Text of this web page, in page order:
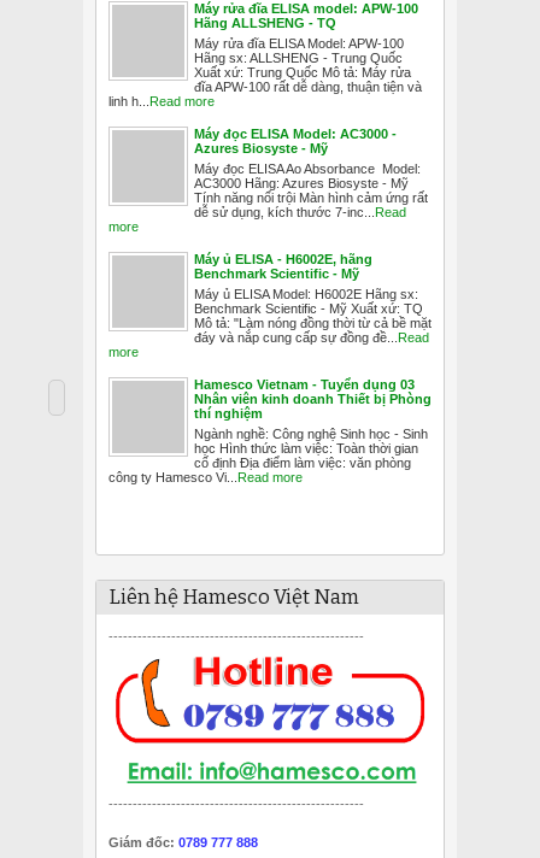
Máy rửa đĩa ELISA model: APW-100
Hãng ALLSHENG - TQ
Máy rửa đĩa ELISA Model: APW-100
Hãng sx: ALLSHENG - Trung Quốc
Xuất xứ: Trung Quốc Mô tả: Máy rửa
đĩa APW-100 rất dễ dàng, thuận tiện và
linh h...
Read more
Máy đọc ELISA Model: AC3000 -
Azures Biosyste - Mỹ
Máy đọc ELISA Ao Absorbance Model:
AC3000 Hãng: Azures Biosyste - Mỹ
Tính năng nổi trội Màn hình cảm ứng rất
dễ sử dụng, kích thước 7-inc...
Read
more
Máy ủ ELISA - H6002E, hãng
Benchmark Scientific - Mỹ
Máy ủ ELISA Model: H6002E Hãng sx:
Benchmark Scientific - Mỹ Xuất xứ: TQ
Mô tả: "Làm nóng đồng thời từ cả bề mặt
đáy và nắp cung cấp sự đồng đề...
Read
more
Hamesco Vietnam - Tuyển dụng 03
Nhân viên kinh doanh Thiết bị Phòng
thí nghiệm
Ngành nghề: Công nghệ Sinh học - Sinh
học Hình thức làm việc: Toàn thời gian
cố định Địa điểm làm việc: văn phòng
công ty Hamesco Vi...
Read more
Liên hệ Hamesco Việt Nam
-----------------------------------------------------
-----------------------------------------------------
Giám đốc: 0789 777 888